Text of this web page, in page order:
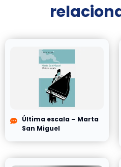
Última escala – Marta
San Miguel